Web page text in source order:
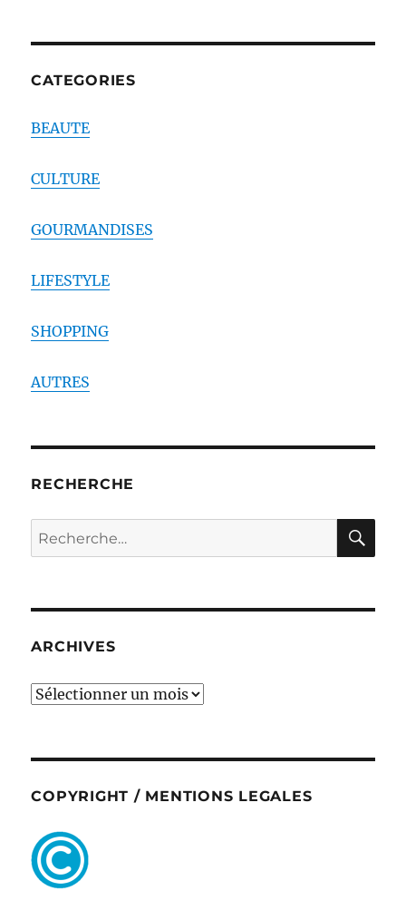
CATEGORIES
BEAUTE
CULTURE
GOURMANDISES
LIFESTYLE
SHOPPING
AUTRES
RECHERCHE
Recherche
pour :
ARCHIVES
ARCHIVES
COPYRIGHT / MENTIONS LEGALES